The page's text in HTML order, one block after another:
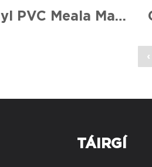
Cad é Bileog Vinyl PVC Meala Machnamhach Fluaraiseacha Buí?
‹
TÁIRGÍ